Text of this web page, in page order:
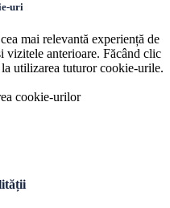
uri
mai relevantă experiență de
vizitele anterioare. Făcând clic
utilizarea tuturor cookie-urile.
cookie-urilor